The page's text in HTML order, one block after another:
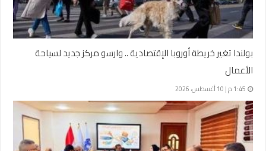
بولندا تغير خريطة أوروبا الإقتصادية .. وارسو مركز جديد لسياحة
الأعمال
1:45 م | 10 أغسطس، 2026